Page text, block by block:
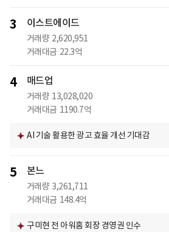
3 이스트에이드
거래량 2,620,951
거래대금 22.3억
4 매드업
거래량 13,028,020
거래대금 1190.7억
AI 기술 활용한 광고 효율 개선 기대감
5 본느
거래량 3,261,711
거래대금 148.4억
구미현 전 아워홈 회장 경영권 인수